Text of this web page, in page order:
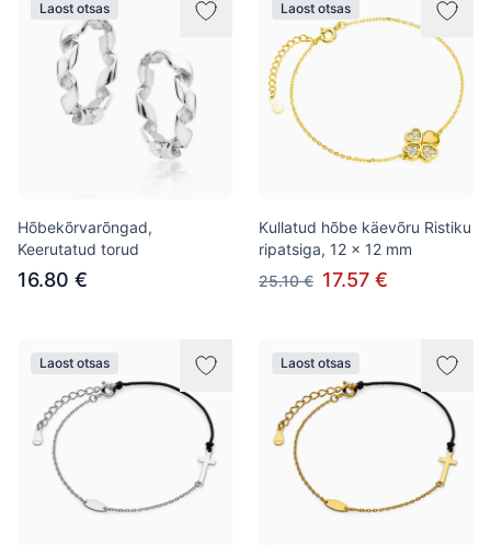
Laost otsas
Hõbekõrvarõngad,
Keerutatud torud
16.80 €
Laost otsas
Kullatud hõbe käevõru Ristiku
ripatsiga, 12 x 12 mm
25.10 € 17.57 €
Laost otsas Laost otsas